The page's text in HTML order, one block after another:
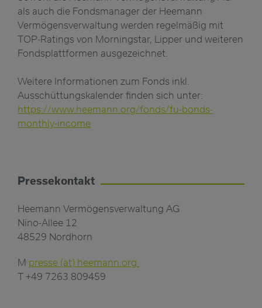
als auch die Fondsmanager der Heemann
Vermögensverwaltung werden regelmäßig mit
TOP-Ratings von Morningstar, Lipper und weiteren
Fondsplattformen ausgezeichnet.
Weitere Informationen zum Fonds inkl.
Ausschüttungskalender finden sich unter:
https://www.heemann.org/fonds/fu-bonds-
monthly-income
Pressekontakt
Heemann Vermögensverwaltung AG
Nino-Allee 12
48529 Nordhorn
M presse (at) heemann.org
T +49 7263 809459